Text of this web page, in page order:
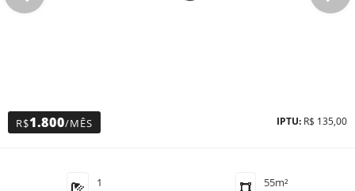
R$1.800/MÊS IPTU: R$ 135,00
1 55m²